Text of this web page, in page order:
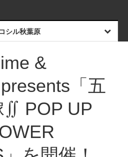
シル秋葉原
&
「五
∬ POP UP